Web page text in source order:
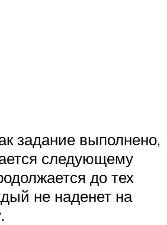
задание выполнено,
следующему
до тех
не наденет на